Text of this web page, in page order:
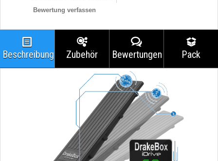
Bewertung verfassen
Beschreibung Zubehör Bewertungen Pack